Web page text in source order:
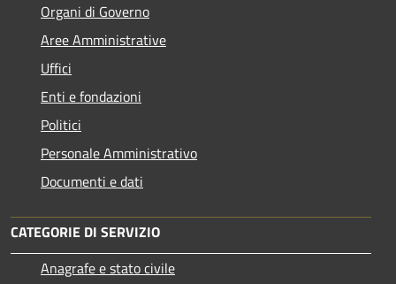
Organi di Governo
Aree Amministrative
Uffici
Enti e fondazioni
Politici
Personale Amministrativo
Documenti e dati
CATEGORIE DI SERVIZIO
Anagrafe e stato civile